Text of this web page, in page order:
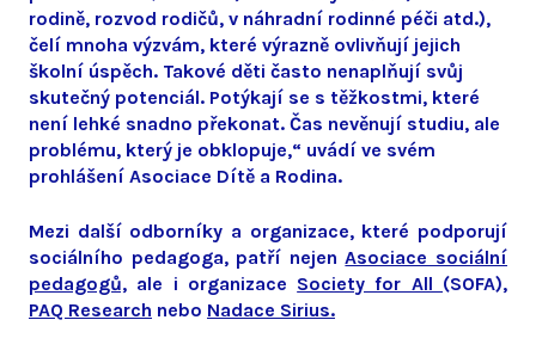
rodině, rozvod rodičů, v náhradní rodinné péči atd.),
čelí mnoha výzvám, které výrazně ovlivňují jejich
školní úspěch. Takové děti často nenaplňují svůj
skutečný potenciál. Potýkají se s těžkostmi, které
není lehké snadno překonat. Čas nevěnují studiu, ale
problému, který je obklopuje,“ uvádí ve svém
prohlášení Asociace Dítě a Rodina.
Mezi další odborníky a organizace, které podporují
sociálního pedagoga, patří nejenAsociace sociální
pedagogů, ale i organizace Society for All (SOFA),
PAQ Research nebo Nadace Sirius.